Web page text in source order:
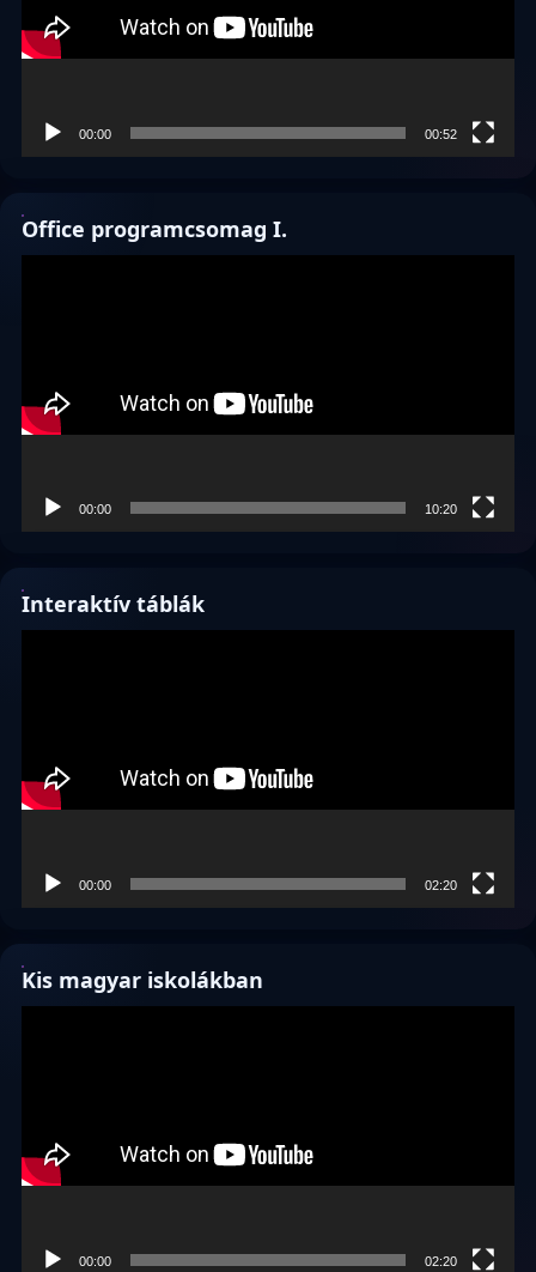
00:00 00:52
Office programcsomag I.
00:00 10:20
Interaktív táblák
00:00 02:20
Kis magyar iskolákban
00:00 02:20